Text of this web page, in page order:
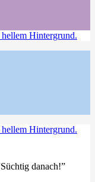
danach!”